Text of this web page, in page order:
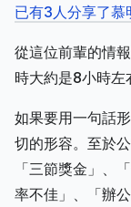
已有3人分享了慕
從這位前輩的情
時大約是8小時左
如果要用一句話
切的形容。至於
「三節獎金」、
率不佳」、「辦